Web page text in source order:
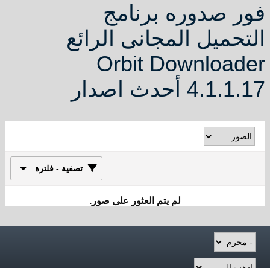
صدوره برنامج
المجانى الرائع
Orbit
أحدث اصدار
تصفية - فلترة
لم يتم العثور على صور.